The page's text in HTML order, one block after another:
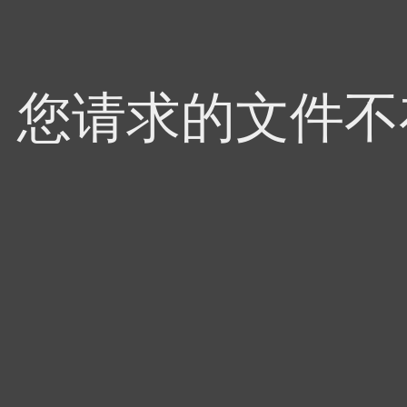
您请求的文件